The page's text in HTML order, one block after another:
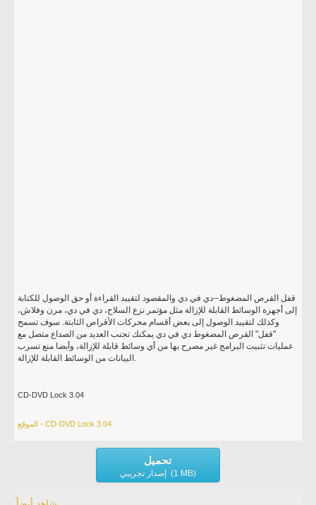
قفل القرص المضغوط--دي في دي والمقصود لتقييد القراءة أو حق الوصول للكتابة
إلى أجهزة الوسائط القابلة للإزالة مثل مؤتمر نزع السلاح، دي في دي، مرن وفلاش،
وكذلك لتقييد الوصول إلى بعض أقسام محركات الأقراص الثابتة. سوف تسمح
"قفل" القرص المضغوط دي في دي يمكنك تجنب العديد من الصداع متصل مع
عمليات تثبيت البرامج غير مصرح بها من أي وسائط قابلة للإزالة، وأيضا منع تسرب
البيانات من الوسائط القابلة للإزالة.
CD-DVD Lock 3.04
الموقع - CD-DVD Lock 3.04
تحميل
إصدار تجريبي (1 MB)